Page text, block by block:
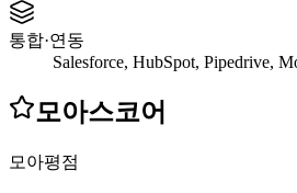
통합·연동
Salesforce, HubSpot, Pipedrive,
모아스코어
모아평점